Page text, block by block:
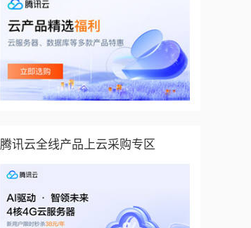
腾讯云全线产品上云采购专区